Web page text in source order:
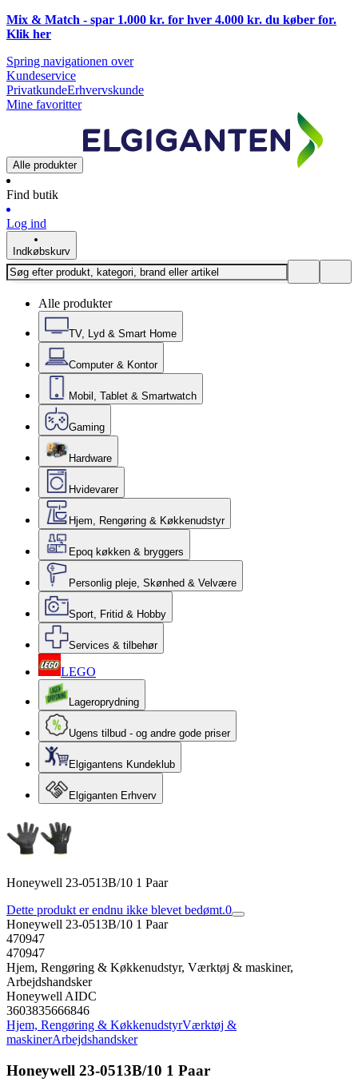
Mix & Match - spar 1.000 kr. for hver 4.000 kr. du køber for.
Klik her
Spring navigationen over
Kundeservice
PrivatkundeErhvervskunde
Mine favoritter
Alle produkter
Find butik
Log ind
Indkøbskurv
Alle produkter
TV, Lyd & Smart Home
Computer & Kontor
Mobil, Tablet & Smartwatch
Gaming
Hardware
Hvidevarer
Hjem, Rengøring & Køkkenudstyr
Epoq køkken & bryggers
Personlig pleje, Skønhed & Velvære
Sport, Fritid & Hobby
Services & tilbehør
LEGO
Lageroprydning
Ugens tilbud - og andre gode priser
Elgigantens Kundeklub
Elgiganten Erhverv
Honeywell 23-0513B/10 1 Paar
Dette produkt er endnu ikke blevet bedømt.0
Honeywell 23-0513B/10 1 Paar
470947
470947
Hjem, Rengøring & Køkkenudstyr, Værktøj & maskiner,
Arbejdshandsker
Honeywell AIDC
3603835666846
Hjem, Rengøring & KøkkenudstyrVærktøj &
maskinerArbejdshandsker
Honeywell 23-0513B/10 1 Paar